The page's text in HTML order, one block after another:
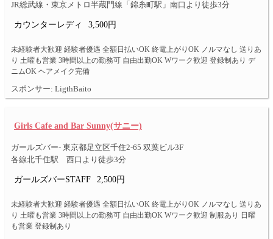
JR総武線・東京メトロ半蔵門線「錦糸町駅」南口より徒歩3分
カウンターレディ 3,500円
未経験者大歓迎 経験者優遇 全額日払いOK 終電上がりOK ノルマなし 送りあ
り 土曜も営業 3時間以上の勤務可 自由出勤OK Wワーク歓迎 登録制あり デ
ニムOK ヘアメイク完備
スポンサー: LigthBaito
Girls Cafe and Bar Sunny(サニー)
ガールズバー- 東京都足立区千住2-65 双葉ビル3F
各線北千住駅 西口より徒歩3分
ガールズバーSTAFF 2,500円
未経験者大歓迎 経験者優遇 全額日払いOK 終電上がりOK ノルマなし 送りあ
り 土曜も営業 3時間以上の勤務可 自由出勤OK Wワーク歓迎 制服あり 日曜
も営業 登録制あり